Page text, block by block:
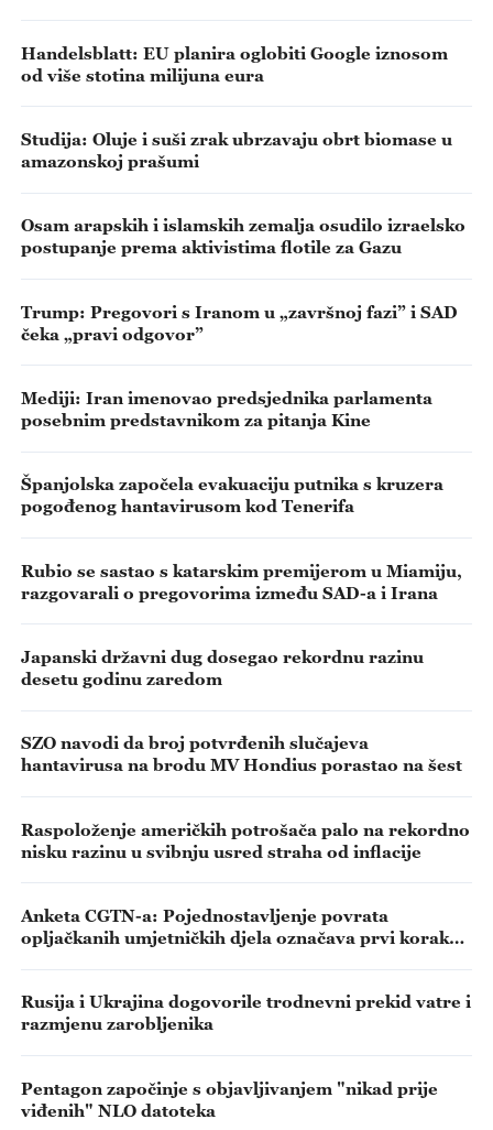
Handelsblatt: EU planira oglobiti Google iznosom
od više stotina milijuna eura
Studija: Oluje i suši zrak ubrzavaju obrt biomase u
amazonskoj prašumi
Osam arapskih i islamskih zemalja osudilo izraelsko
postupanje prema aktivistima flotile za Gazu
Trump: Pregovori s Iranom u „završnoj fazi” i SAD
čeka „pravi odgovor”
Mediji: Iran imenovao predsjednika parlamenta
posebnim predstavnikom za pitanja Kine
Španjolska započela evakuaciju putnika s kruzera
pogođenog hantavirusom kod Tenerifa
Rubio se sastao s katarskim premijerom u Miamiju,
razgovarali o pregovorima između SAD-a i Irana
Japanski državni dug dosegao rekordnu razinu
desetu godinu zaredom
SZO navodi da broj potvrđenih slučajeva
hantavirusa na brodu MV Hondius porastao na šest
Raspoloženje američkih potrošača palo na rekordno
nisku razinu u svibnju usred straha od inflacije
Anketa CGTN-a: Pojednostavljenje povrata
opljačkanih umjetničkih djela označava prvi korak
Rusija i Ukrajina dogovorile trodnevni prekid vatre i
razmjenu zarobljenika
Pentagon započinje s objavljivanjem "nikad prije
viđenih" NLO datoteka